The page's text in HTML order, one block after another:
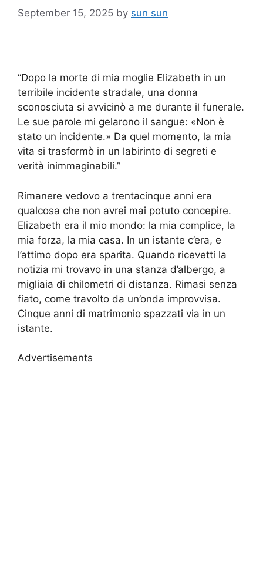
September 15, 2025 by sun sun
“Dopo la morte di mia moglie Elizabeth in un
terribile incidente stradale, una donna
sconosciuta si avvicinò a me durante il funerale.
Le sue parole mi gelarono il sangue: «Non è
stato un incidente.» Da quel momento, la mia
vita si trasformò in un labirinto di segreti e
verità inimmaginabili.”
Rimanere vedovo a trentacinque anni era
qualcosa che non avrei mai potuto concepire.
Elizabeth era il mio mondo: la mia complice, la
mia forza, la mia casa. In un istante c’era, e
l’attimo dopo era sparita. Quando ricevetti la
notizia mi trovavo in una stanza d’albergo, a
migliaia di chilometri di distanza. Rimasi senza
fiato, come travolto da un’onda improvvisa.
Cinque anni di matrimonio spazzati via in un
istante.
Advertisements